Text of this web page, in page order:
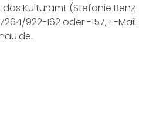
Kulturamt (Stefanie Benz
922-162 oder -157, E-Mail: